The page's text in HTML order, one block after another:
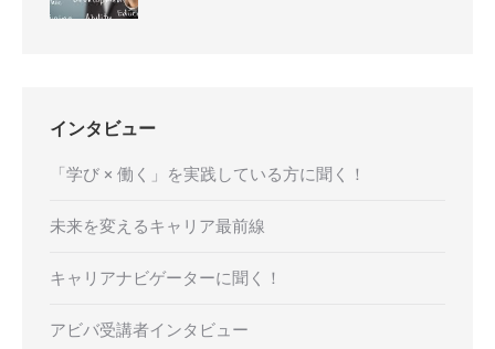
インタビュー
「学び × 働く」を実践している方に聞く！
未来を変えるキャリア最前線
キャリアナビゲーターに聞く！
アビバ受講者インタビュー